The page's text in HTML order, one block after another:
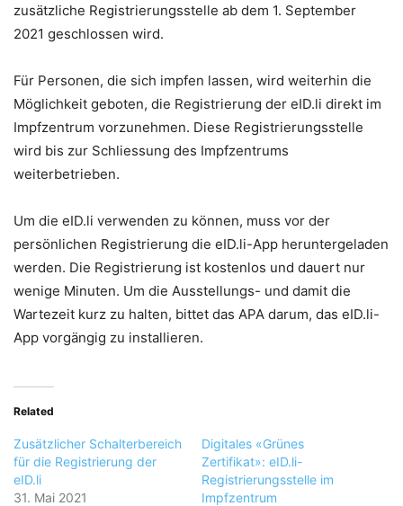
zusätzliche Registrierungsstelle ab dem 1. September
2021 geschlossen wird.
Für Personen, die sich impfen lassen, wird weiterhin die
Möglichkeit geboten, die Registrierung der eID.li direkt im
Impfzentrum vorzunehmen. Diese Registrierungsstelle
wird bis zur Schliessung des Impfzentrums
weiterbetrieben.
Um die eID.li verwenden zu können, muss vor der
persönlichen Registrierung die eID.li-App heruntergeladen
werden. Die Registrierung ist kostenlos und dauert nur
wenige Minuten. Um die Ausstellungs- und damit die
Wartezeit kurz zu halten, bittet das APA darum, das eID.li-
App vorgängig zu installieren.
Related
Zusätzlicher Schalterbereich
für die Registrierung der
eID.li
31. Mai 2021
Digitales «Grünes
Zertifikat»: eID.li-
Registrierungsstelle im
Impfzentrum